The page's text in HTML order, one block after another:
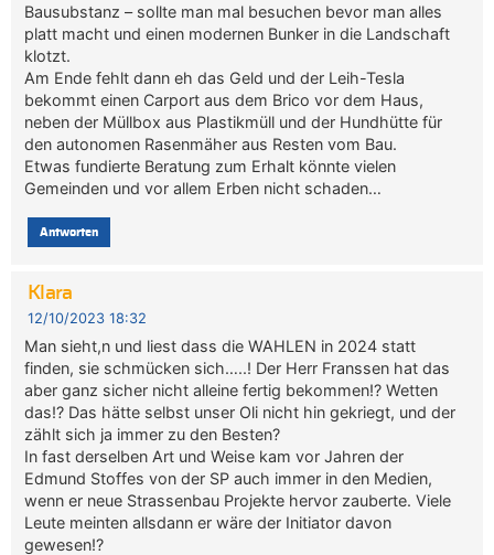
Bausubstanz – sollte man mal besuchen bevor man alles
platt macht und einen modernen Bunker in die Landschaft
klotzt.
Am Ende fehlt dann eh das Geld und der Leih-Tesla
bekommt einen Carport aus dem Brico vor dem Haus,
neben der Müllbox aus Plastikmüll und der Hundhütte für
den autonomen Rasenmäher aus Resten vom Bau.
Etwas fundierte Beratung zum Erhalt könnte vielen
Gemeinden und vor allem Erben nicht schaden…
Antworten
Klara
12/10/2023 18:32
Man sieht,n und liest dass die WAHLEN in 2024 statt
finden, sie schmücken sich…..! Der Herr Franssen hat das
aber ganz sicher nicht alleine fertig bekommen!? Wetten
das!? Das hätte selbst unser Oli nicht hin gekriegt, und der
zählt sich ja immer zu den Besten?
In fast derselben Art und Weise kam vor Jahren der
Edmund Stoffes von der SP auch immer in den Medien,
wenn er neue Strassenbau Projekte hervor zauberte. Viele
Leute meinten allsdann er wäre der Initiator davon
gewesen!?